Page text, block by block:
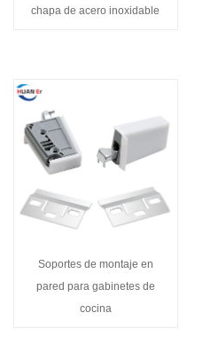
chapa de acero inoxidable
Soportes de montaje en
pared para gabinetes de
cocina